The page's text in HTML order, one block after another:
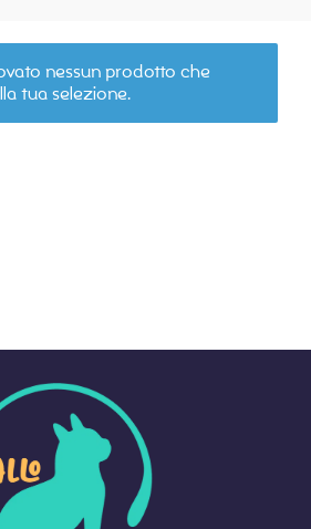
nessun prodotto che
tua selezione.